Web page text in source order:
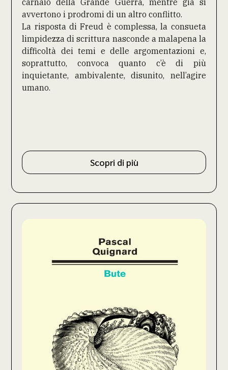
carnaio della Grande Guerra, mentre già si
avvertono i prodromi di un altro conflitto.
La risposta di Freud è complessa, la consueta
limpidezza di scrittura nasconde a malapena la
difficoltà dei temi e delle argomentazioni e,
soprattutto, convoca quanto c’è di più
inquietante, ambivalente, disunito, nell’agire
umano.
Scopri di più